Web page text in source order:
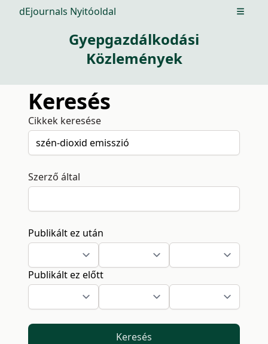
dEjournals Nyitóoldal Open
Gyepgazdálkodási
Közlemények
Keresés
Cikkek keresése
Szerző által
Publikált ez után
Publikált ez előtt
Keresés